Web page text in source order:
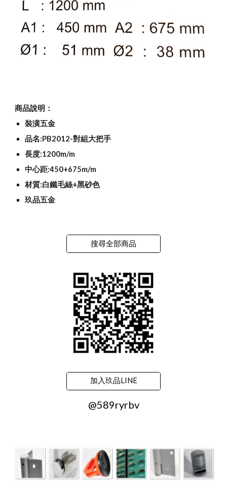
商品說明：
裝潢五金
品名:PB2012-對組大把手
長度:1200m/m
中心距:450+675m/m
材質:白鐵毛絲+黑砂色
玖品五金
搜尋全部商品
加入玖品LINE
@589ryrbv